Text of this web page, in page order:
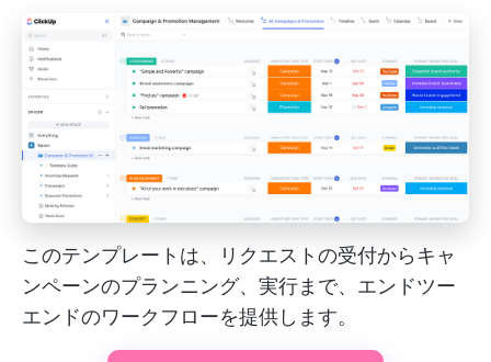
このテンプレートは、リクエストの受付からキャ
ンペーンのプランニング、実行まで、エンドツー
エンドのワークフローを提供します。